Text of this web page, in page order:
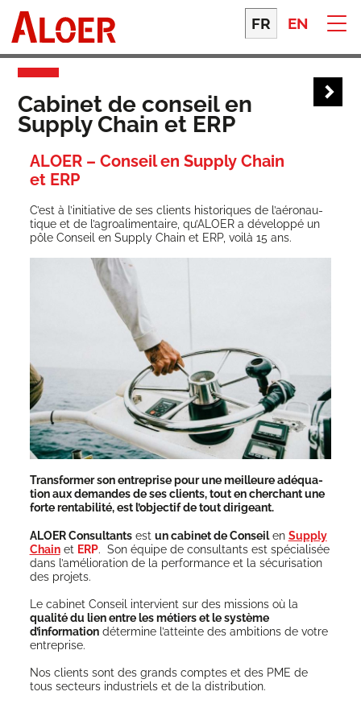
content
FR EN
Cabinet de conseil en
Supply Chain et ERP
ALOER – Conseil en Supply Chain
et ERP
C’est à l’i­ni­tia­tive de ses clients his­to­riques de l’aé­ro­nau­
tique et de l’a­groa­li­men­taire, qu’A­LOER a déve­lop­pé un
pôle Conseil en Sup­ply Chain et ERP, voi­là 15 ans.
Trans­for­mer son entre­prise pour une meilleure adé­qua­
tion aux demandes de ses clients, tout en cher­chant une
forte ren­ta­bi­li­té, est l’objectif de tout dirigeant.
ALOER Consul­tantsest un cabi­net de Conseilen Sup­ply
Chainet ERP. Son équipe de consul­tants est spé­cia­li­sée
dans l’amélioration de la per­for­mance et la sécu­ri­sa­tion
des projets.
Le cabi­net Conseil inter­vient sur des mis­sions où la
qua­li­té du lien entre les métiers et le sys­tème
d’informationdéter­mine l’atteinte des ambi­tions de votre
entreprise.
Nos clients sont des grands comptes et des PME de
tous sec­teurs indus­triels et de la distribution.